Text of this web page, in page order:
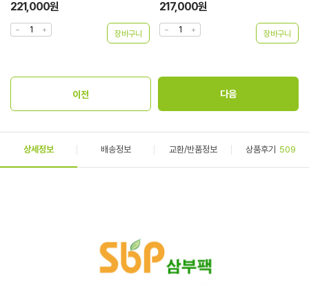
221,000원 217,000원
상세정보 배송정보 교환/반품정보 상품후기 509